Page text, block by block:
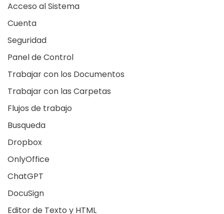
Acceso al Sistema
Cuenta
Seguridad
Panel de Control
Trabajar con los Documentos
Trabajar con las Carpetas
Flujos de trabajo
Busqueda
Dropbox
OnlyOffice
ChatGPT
DocuSign
Editor de Texto y HTML